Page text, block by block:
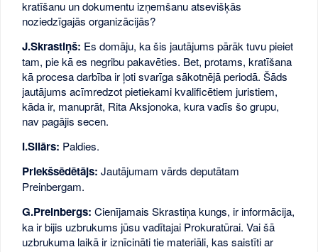
kratīšanu un dokumentu izņemšanu atsevišķās
noziedzīgajās organizācijās?
J.Skrastiņš: Es domāju, ka šis jautājums pārāk tuvu pieiet
tam, pie kā es negribu pakavēties. Bet, protams, kratīšana
kā procesa darbība ir ļoti svarīga sākotnējā periodā. Šāds
jautājums acīmredzot pietiekami kvalificētiem juristiem,
kāda ir, manuprāt, Rita Aksjonoka, kura vadīs šo grupu,
nav pagājis secen.
I.Silārs: Paldies.
Priekšsēdētājs: Jautājumam vārds deputātam
Preinbergam.
G.Preinbergs: Cienījamais Skrastiņa kungs, ir informācija,
ka ir bijis uzbrukums jūsu vadītajai Prokuratūrai. Vai šā
uzbrukuma laikā ir iznīcināti tie materiāli, kas saistīti ar